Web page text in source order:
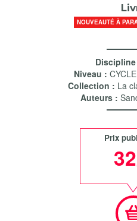
NOUVEAUTÉ À
Niveau :
Collection : La
Auteurs :
Prix
32